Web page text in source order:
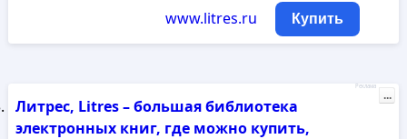
www.litres.ru Купить
Литрес, Litres – большая библиотека
электронных книг, где можно купить,
Реклама
...